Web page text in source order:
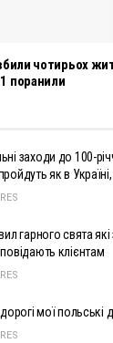
чотирьох
поранили
заходи до 100-
як в
гарного свята
клієнтам
мої польські